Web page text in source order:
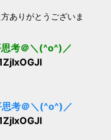
ありがとうございま
考＠＼(^o^)／
考＠＼(^o^)／